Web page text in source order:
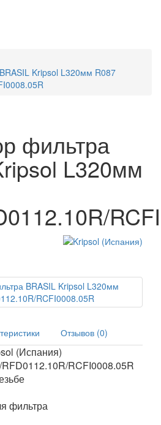
Kripsol L320мм R087
фильтра
L320мм
Отзывов (0)
(Испания)
RCFI0008.05R
фильтра